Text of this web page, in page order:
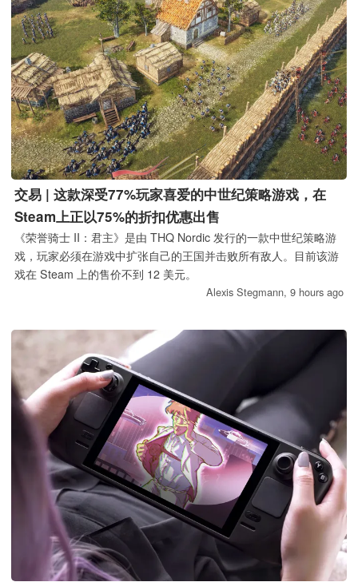
交易 | 这款深受77%玩家喜爱的中世纪策略游戏，在
Steam上正以75%的折扣优惠出售
《荣誉骑士 II：君主》是由 THQ Nordic 发行的一款中世纪策略游
戏，玩家必须在游戏中扩张自己的王国并击败所有敌人。目前该游
戏在 Steam 上的售价不到 12 美元。
Alexis Stegmann, 9 hours ago